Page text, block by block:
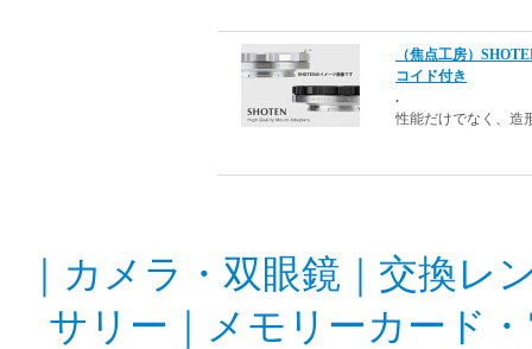
（焦点工房）
コイド付き
.
性能だけでなく、造
カメラ・双眼鏡
交換レ
サリー
メモリーカード